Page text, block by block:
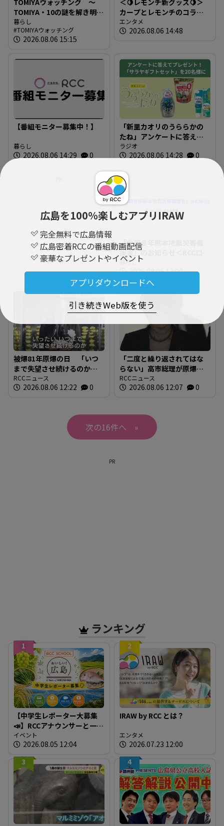
広島を100％楽しむアプリIRAW
完全無料で広島情報
広島密着RCCの番組動画配信
豪華なプレゼントやイベント
アプリダウンロードへ
引き続きWeb版を使う
TOMIYAウォッチング ～
TOMIYA・10の謎を解き明か
す～ 謎03 「なぜTOMIYAは
約1世紀も宝飾・時計業界で
生き抜いてこられたの
暮らし
TOMIYAウォッチング
2026.08.06 15:15
＜🍋レモンチ新グッズ🍋＞
カープとレモンチのコラボ
グッズが登場！
エンタメ
2026.08.06 14:48
【番組モニター募集中！】
暮らし
2026.08.06 14:29 0
「新里カオリのうららかの
たね」アンケートに答えて
プレゼントを当てよう！
ラジオ
2026.08.06 14:28 0
「令和８年熊本地震災害義
援金」のお知らせ＜RCCロビ
ー募金箱設置およびJNN・
JRN共同災害募金＞
暮らし
2026.08.06 13:00
被爆81年原爆の日 「いつ
まで失望させ続けるのか」
広島市長が核兵器廃絶訴え
る 平和記念式典
RCCニュース
2026.08.06 12:22 0
「二度と繰り返されてはな
らない」高市総理が原爆資
料館に 「祈・平和」のメ
ッセージ 被爆者代表か
RCCニュース
2026.08.06 12:07 0
»
PR
ランキング
1
【中学生レポーター大募集
📣】RCCアナウンサーと一緒
に「広島の食」の現場を取
材しよう！
イベント
2026.08.05 12:04
2
IRAW by RCC とは？
エンタメ
2026.07.23 12:00
3
4